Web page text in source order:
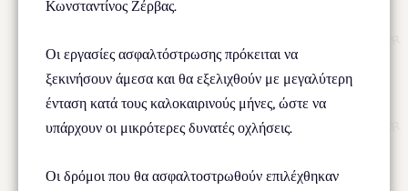
Κωνσταντίνος Ζέρβας.
Οι εργασίες ασφαλτόστρωσης πρόκειται να
ξεκινήσουν άμεσα και θα εξελιχθούν με μεγαλύτερη
ένταση κατά τους καλοκαιρινούς μήνες, ώστε να
υπάρχουν οι μικρότερες δυνατές οχλήσεις.
Οι δρόμοι που θα ασφαλτοστρωθούν επιλέχθηκαν